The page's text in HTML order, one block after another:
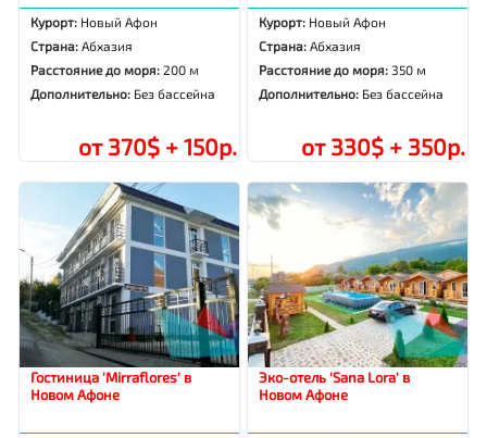
Курорт: Новый Афон
Страна:Абхазия
Расстояние до моря:200 м
Дополнительно: Без бассейна
от 370$ + 150р.
Курорт: Новый Афон
Страна:Абхазия
Расстояние до моря: 350 м
Дополнительно: Без бассейна
от 330$ + 350р.
Гостиница 'Mirraflores' в
Новом Афоне
Эко-отель 'Sana Lora' в
Новом Афоне